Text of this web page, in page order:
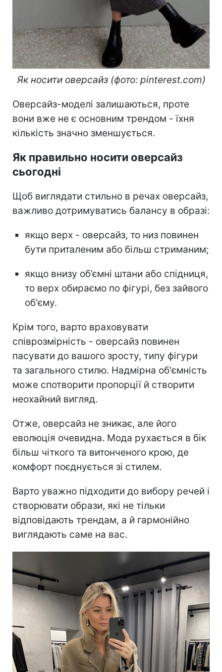
Як носити оверсайз (фото: pinterest.com)
Оверсайз-моделі залишаються, проте
вони вже не є основним трендом - їхня
кількість значно зменшується.
Як правильно носити оверсайз
сьогодні
Щоб виглядати стильно в речах оверсайз,
важливо дотримуватись балансу в образі:
якщо верх - оверсайз, то низ повинен
бути приталеним або більш стриманим;
якщо внизу об’ємні штани або спідниця,
то верх обираємо по фігурі, без зайвого
об'єму.
Крім того, варто враховувати
співрозмірність - оверсайз повинен
пасувати до вашого зросту, типу фігури
та загального стилю. Надмірна об'ємність
може спотворити пропорції й створити
неохайний вигляд.
Отже, оверсайз не зникає, але його
еволюція очевидна. Мода рухається в бік
більш чіткого та витонченого крою, де
комфорт поєднується зі стилем.
Варто уважно підходити до вибору речей і
створювати образи, які не тільки
відповідають трендам, а й гармонійно
виглядають саме на вас.